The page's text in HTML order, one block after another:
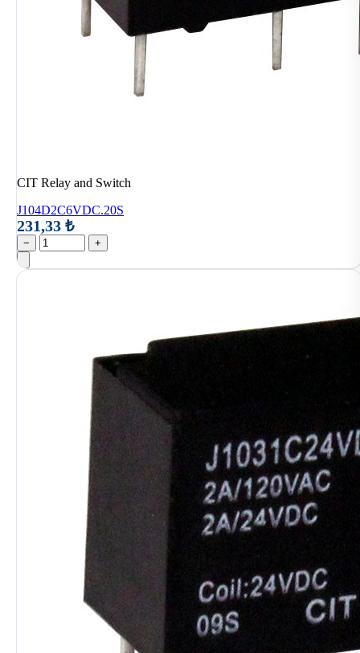
CIT Relay and Switch
J104D2C6VDC.20S
231,33 ₺
− +